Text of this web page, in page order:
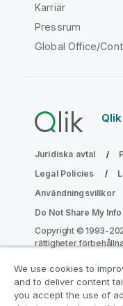
Karriär
Pressrum
Global Office/
Juridiska avtal
Legal Policies
Användningsvillkor
Do Not Share My Info
Copyright © 1993-
rättigheter
Gå med i
We use cookies to
and to deliver content
you accept the use of